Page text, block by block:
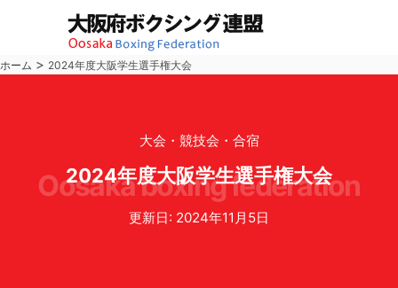
ホーム > 2024年度大阪学生選手権大会
oosaka boxing federation
大会・競技会・合宿
2024年度大阪学生選手権大会
更新日: 2024年11月5日